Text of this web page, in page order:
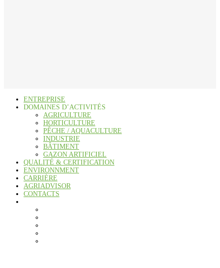
ENTREPRISE
DOMAINES D’ACTIVITÉS
AGRICULTURE
HORTICULTURE
PÊCHE / AQUACULTURE
INDUSTRIE
BÂTIMENT
GAZON ARTIFICIEL
QUALITÉ & CERTIFICATION
ENVIRONNMENT
CARRIÈRE
AGRIADVISOR
CONTACTS